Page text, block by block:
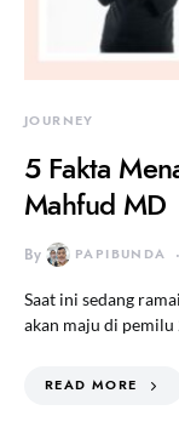
JOURNEY
5 Fakta
Mahfud MD
By PAPIBUNDA
Saat ini sedang
akan maju di pemilu
READ MORE